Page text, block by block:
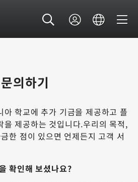
문의하기
아 학교에 추가 기금을 제공하고 플
을 제공하는 것입니다.우리의 목적,
한 점이 있으면 언제든지 고객 서
확인해 보셨나요?